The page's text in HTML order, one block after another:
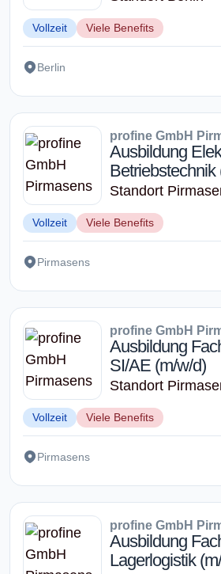
Vollzeit Viele Benefits
Berlin
profine GmbH
Ausbildung
Betriebstechnik
Standort
Vollzeit Viele Benefits
Pirmasens
profine GmbH
Ausbildung
SI/AE (m/w/d)
Standort
Vollzeit Viele Benefits
Pirmasens
profine GmbH
Ausbildung
Lagerlogistik